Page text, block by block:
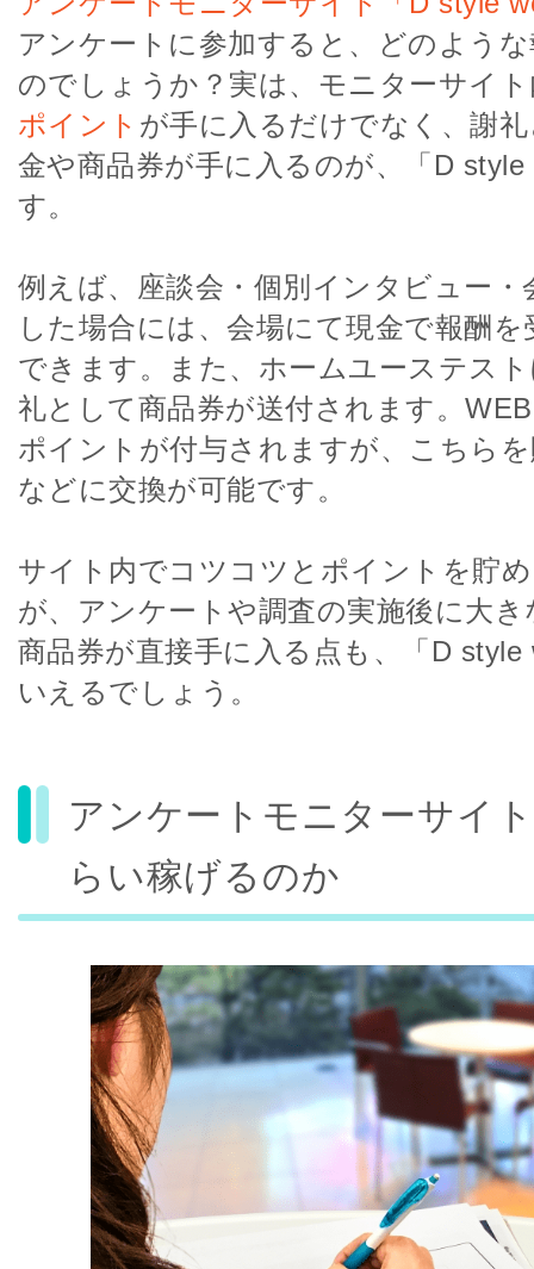
アンケートに参加すると、どのよう
のでしょうか？実は、モニターサイ
ポイント が手に入るだけでなく、謝
金や商品券が手に入るのが、「D
す。
例えば、座談会・個別インタビュー・
した場合には、会場にて現金で報酬
できます。また、ホームユーステス
礼として商品券が送付されます。
ポイントが付与されますが、こちら
などに交換が可能です。
サイト内でコツコツとポイントを貯
が、アンケートや調査の実施後に大
商品券が直接手に入る点も、「D style
いえるでしょう。
アンケートモニターサイ
らい稼げるのか